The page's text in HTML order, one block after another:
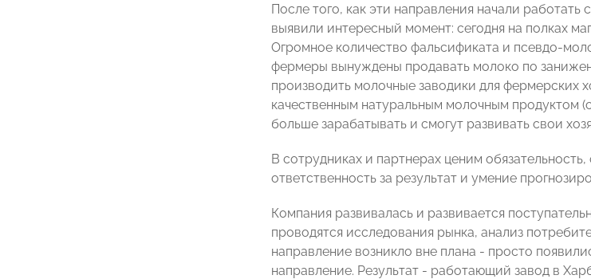
После того, как эти направления начали
выявили интересный момент: сегодня на полках
Огромное количество фальсификата и псевдо-
фермеры вынуждены продавать молоко по
производить молочные заводики для фермерских
качественным натуральным молочным продуктом
больше зарабатывать и смогут развивать свои
В сотрудниках и партнерах ценим
ответственность за результат и умение
Компания развивалась и развивается
проводятся исследования рынка, анализ
направление возникло вне плана - просто
направление. Результат - работающий завод в